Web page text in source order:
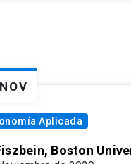
NOV
Aplicada
Boston